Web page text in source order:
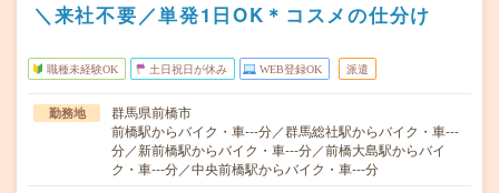
＼来社不要／単発1日OK＊コスメの仕分け
職種未経験OK 土日祝日が休み WEB登録OK 派遣
勤務地
群馬県前橋市
前橋駅からバイク・車---分／群馬総社駅からバイク・車---
分／新前橋駅からバイク・車---分／前橋大島駅からバイ
ク・車---分／中央前橋駅からバイク・車---分